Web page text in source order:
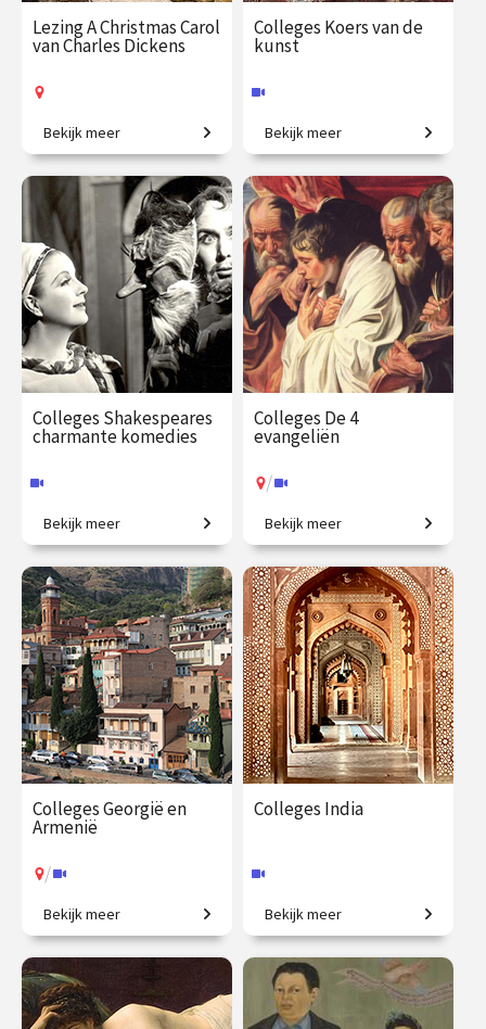
Lezing A Christmas Carol
van Charles Dickens
Het bekende kerstverhaal
van Charles Dickens.
€ 19.00 / €
23.50
vanaf 12
dec.
Op locatie
Bekijk meer
Colleges Koers van de
kunst
Creatieve steden, van
Athene tot New York.
€ 345.00
vanaf 23
sep.
Online
Bekijk meer
Colleges Shakespeares
charmante komedies
Een love story.
€ 217.00
vanaf 22
sep.
Online
Bekijk meer
Colleges De 4
evangeliën
/
De verhalen achter
Mattheüs, Markus, Lucas en
Johannes.
€ 195.00
vanaf 27
jan.
/ Op locatie of online
Bekijk meer
Colleges Georgië en
Armenië
/
Politieke en culturele
geschiedenis van een
fascinerende regio.
€ 195.00
vanaf 31
aug.
Bekijk meer
Colleges India
Een grootmacht in opkomst.
€ 195.00
vanaf 22
Bekijk meer